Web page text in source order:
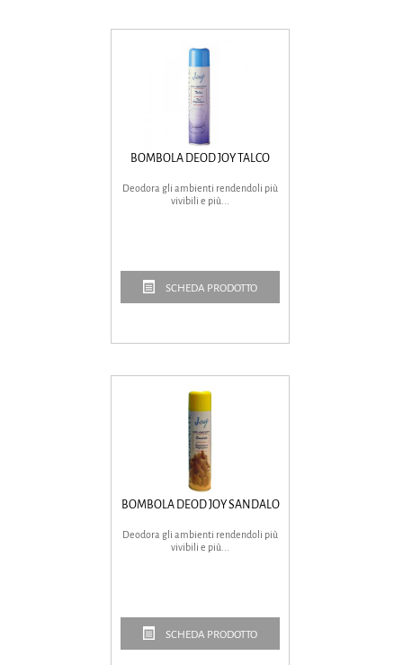
BOMBOLA DEOD JOY TALCO
Deodora gli ambienti rendendoli più
vivibili e più...
SCHEDA PRODOTTO
BOMBOLA DEOD JOY SANDALO
Deodora gli ambienti rendendoli più
vivibili e più...
SCHEDA PRODOTTO